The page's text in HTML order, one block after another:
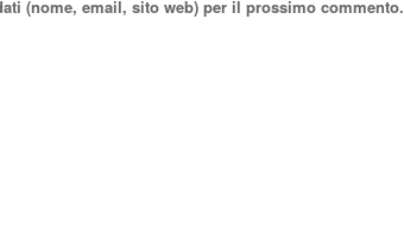
(nome, email, sito web) per il prossimo commento.